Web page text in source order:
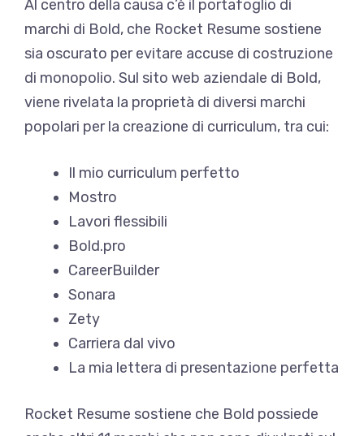
Al centro della causa c’è il portafoglio di
marchi di Bold, che Rocket Resume sostiene
sia oscurato per evitare accuse di costruzione
di monopolio. Sul sito web aziendale di Bold,
viene rivelata la proprietà di diversi marchi
popolari per la creazione di curriculum, tra cui:
Il mio curriculum perfetto
Mostro
Lavori flessibili
Bold.pro
CareerBuilder
Sonara
Zety
Carriera dal vivo
La mia lettera di presentazione perfetta
Rocket Resume sostiene che Bold possiede